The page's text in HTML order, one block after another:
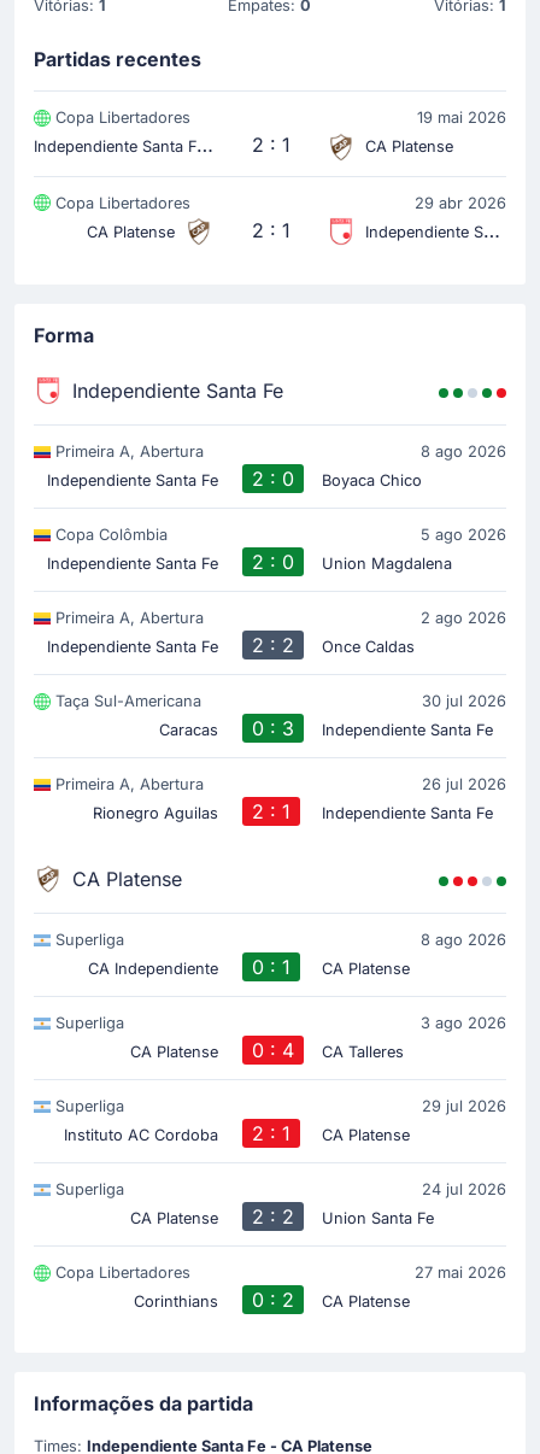
A equipe da casa substituiu Yeicar Perlaza por Jader
Repetto.
53'
Cartão amarelo
Mateo Puerta Pelaez
amarelo.
Gol! A equipe da casa tem vantagem. Ivan Scarpeta
assistência de Omar Fernandez.
46'
Substituição
Kilian David Toscano Bassa
Jhojan Torres
Pablo Repetto faz a primeira substituição no Estádio
Nemesio Camacho El Campin com Jhojan Torres
entrando no lugar de Kilian Toscano.
Cartão amarelo
No Estádio Nemesio Camacho El Campin, Kilian
Toscano da equipa da casa recebeu o cartão amarelo.
Matias Borgogno (CA Platense) é advertido com cartão
Início do jogo
Vitórias: 1 Empates:0 Vitórias: 1
Partidas recentes
Copa Libertadores 19 mai 2026
I
ndependiente Santa Fe 2 : 1 CA Platense
Copa Libertadores
29 abr 2026
CA Platense
2 : 1 Independiente Santa Fe
Forma
Independiente Santa Fe
Primeira A, Abertura
8 ago 2026
Independiente Santa Fe
2 : 0 Boyaca Chico
Copa Colômbia
5 ago 2026
Independiente Santa Fe
2 : 0 Union Magdalena
Primeira A, Abertura
2 ago 2026
Independiente Santa Fe
2 : 2 Once Caldas
Taça Sul-Americana
30 jul 2026
Caracas
0 : 3 Independiente Santa Fe
Primeira A, Abertura
26 jul 2026
Rionegro Aguilas
2 : 1 Independiente Santa Fe
CA Platense
Superliga
8 ago 2026
CA Independiente
0 : 1 CA Platense
Superliga
3 ago 2026
CA Platense
0 : 4 CA Talleres
Superliga
29 jul 2026
Instituto AC Cordoba
2 : 1 CA Platense
Superliga
24 jul 2026
CA Platense
2 : 2 Union Santa Fe
Copa Libertadores
27 mai 2026
Corinthians
0 : 2 CA Platense
Informações da partida
Times: Independiente Santa Fe - CA Platense